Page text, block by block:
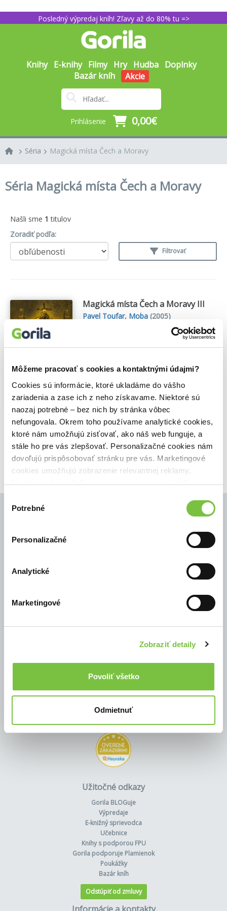
Môžeme pracovať s cookies a kontaktnými údajmi?
Cookies sú informácie, ktoré ukladáme do vášho
zariadenia a zase ich z neho získavame. Niektoré sú
naozaj potrebné – bez nich by stránka vôbec
nefungovala. Okrem toho používame analytické cookies,
ktoré nám umožňujú zisťovať, ako náš web funguje, a
stále ho pre vás zlepšovať. Personalizačné cookies nám
dovoľujú prispôsobovať stránku pre vás. Marketingové
cookies umožňujú zobrazenie relevantnej reklamy.
Niektoré údaje zdieľame aj s tretími stranami. Veľmi by
cookies.
súhlasu
Potrebné
Personalizačné
Analytické
Marketingové
Zobraziť detaily
Povoliť všetko
Odmietnuť
Posledný výpredaj kníh! Zľavy až do 80% tu =>
Knihy E-knihy Filmy Hry Hudba Doplnky
Bazár kníh
Akcie
Prihlásenie 0,00€
Séria Magická místa Čech a Moravy
Séria Magická místa Čech a Moravy
Našli sme 1 titulov
Zoradiť podľa:
Filtrovať
Magická místa Čech a Moravy III
Pavel Toufar, Moba(2005)
Vyprávění začíná tajemným pohledem
živým snem a proslulou Zelenou horou
na Žďársku...Zobraziť viac
🍎 Vypredané
Užitočné odkazy
Gorila BLOGuje
Výpredaje
E-knižný sprievodca
Učebnice
Knihy s podporou FPU
Gorila podporuje Plamienok
Poukážky
Bazár kníh
Odstúpiť od zmluvy